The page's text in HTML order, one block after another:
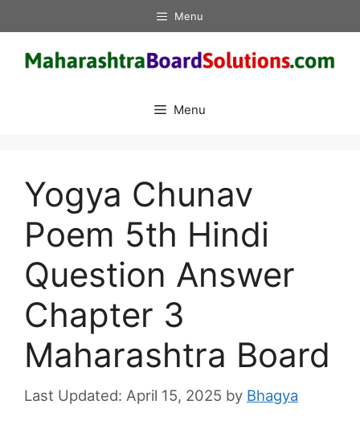
to
content
Menu
Menu
Yogya Chunav
Poem 5th Hindi
Question Answer
Chapter 3
Maharashtra Board
April 15, 2025 by Bhagya